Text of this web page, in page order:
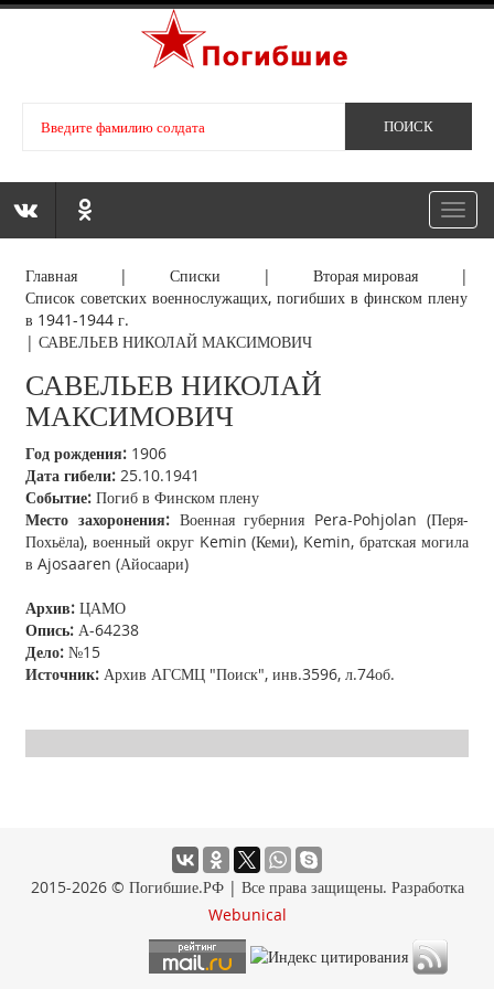
Главная |Списки | Вторая мировая|
Список советских военнослужащих, погибших в финском плену
в 1941-1944 г.
|САВЕЛЬЕВ НИКОЛАЙ МАКСИМОВИЧ
САВЕЛЬЕВ НИКОЛАЙ
МАКСИМОВИЧ
Год рождения: 1906
Дата гибели: 25.10.1941
Событие: Погиб в Финском плену
Место захоронения: Военная губерния Pera-Pohjolan (Перя-
Похьёла), военный округ Kemin (Кеми), Kemin, братская могила
в Ajosaaren (Айосаари)
Архив: ЦАМО
Опись: А-64238
Дело: №15
Источник: Архив АГСМЦ "Поиск", инв.3596, л.74об.
2015-2026 © Погибшие.РФ | Все права защищены. Разработка
Webunical